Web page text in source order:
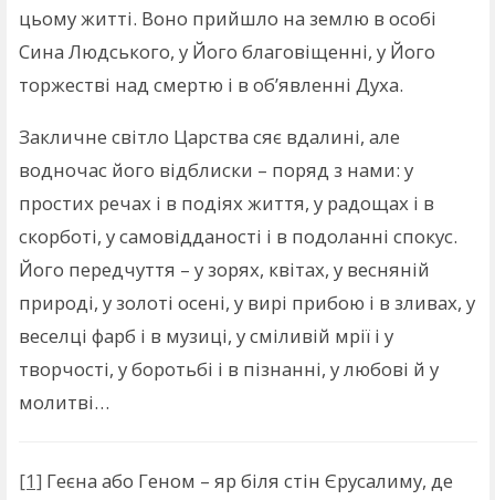
цьому житті. Воно прийшло на землю в особі
Сина Людського, у Його благовіщенні, у Його
торжестві над смертю і в об’явленні Духа.
Закличне світло Царства сяє вдалині, але
водночас його відблиски – поряд з нами: у
простих речах і в подіях життя, у радощах і в
скорботі, у самовідданості і в подоланні спокус.
Його передчуття – у зорях, квітах, у весняній
природі, у золоті осені, у вирі прибою і в зливах, у
веселці фарб і в музиці, у сміливій мрії і у
творчості, у боротьбі і в пізнанні, у любові й у
молитві…
[1] Геєна або Геном – яр біля стін Єрусалиму, де